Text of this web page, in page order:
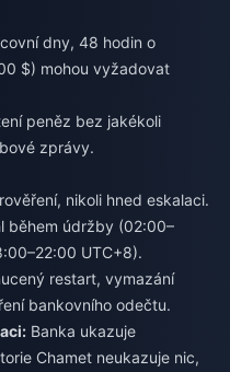
dny, 48 hodin o
$) mohou vyžadovat
peněz bez jakékoli
zprávy.
nikoli hned eskalaci.
během údržby (02:00–
UTC+8).
restart, vymazání
bankovního odečtu.
Banka ukazuje
Chamet neukazuje nic,